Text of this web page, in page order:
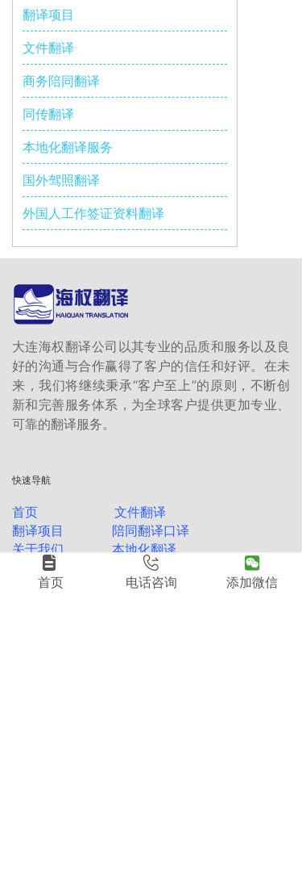
翻译项目
文件翻译
商务陪同翻译
同传翻译
本地化翻译服务
国外驾照翻译
外国人工作签证资料翻译
大连海权翻译公司以其专业的品质和服务以及良
好的沟通与合作赢得了客户的信任和好评。在未
来，我们将继续秉承“客户至上”的原则，不断创
新和完善服务体系，为全球客户提供更加专业、
可靠的翻译服务。
快速导航
首页
文件翻译
翻译项目
陪同翻译口译
关于我们
本地化翻译
行业解决方案
同声传译
翻译资讯
国外驾照翻译
首页 电话咨询 添加微信